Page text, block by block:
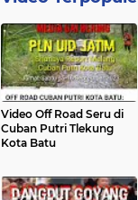
Video Off Road Seru di
Cuban Putri Tlekung
Kota Batu